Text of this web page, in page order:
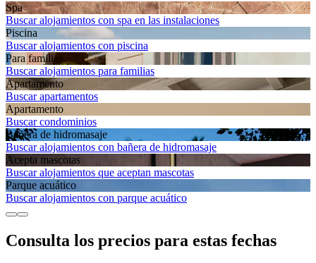
Spa
Buscar alojamientos con spa en las instalaciones
Piscina
Buscar alojamientos con piscina
Para familias
Buscar alojamientos para familias
Apartamento
Buscar apartamentos
Apartamento
Buscar condominios
Bañera de hidromasaje
Buscar alojamientos con bañera de hidromasaje
Acepta mascotas
Buscar alojamientos que aceptan mascotas
Parque acuático
Buscar alojamientos con parque acuático
Consulta los precios para estas fechas